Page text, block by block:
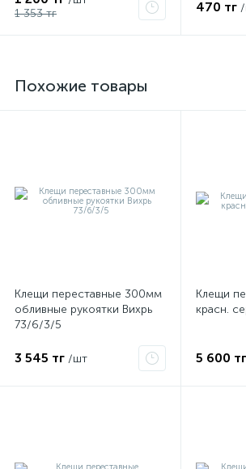
1 353 тг
470 тг
Похожие товары
Клещи переставные 300мм
обливные рукоятки Вихрь
73/6/3/5
3 545 тг /шт
Клещи
красн.
5 600 тг